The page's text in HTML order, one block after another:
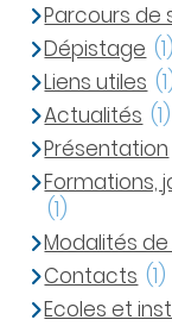
Parcours de
Dépistage (1)
Liens utiles
Actualités (1)
Présentation
Formations,
(1)
Modalités
Contacts (1)
Ecoles et